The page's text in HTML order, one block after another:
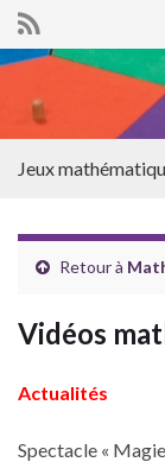
Jeux
Retour à
Vidéos
Actualités
Spectacle «